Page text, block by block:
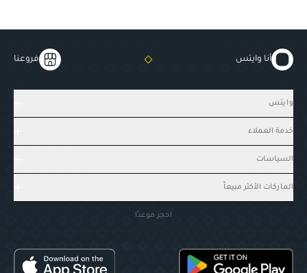
أنا وايتس فروعنا
وايتس
خدمة العملاء
السياسات
الماركات الأكثر مبيعاً
احجز موعدًا